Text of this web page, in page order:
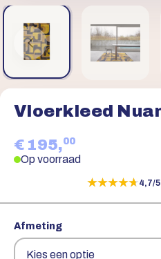
Vloerkleed
€ 195,00
Op voorraad
★★★★★
★★★★★4,7/5
Afmeting